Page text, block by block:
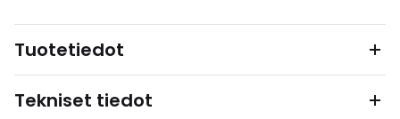
Tuotetiedot
Tekniset tiedot